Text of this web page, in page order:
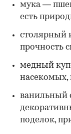
мука —
есть
столярный
прочность
медный
насекомых,
ванильный
поделок,